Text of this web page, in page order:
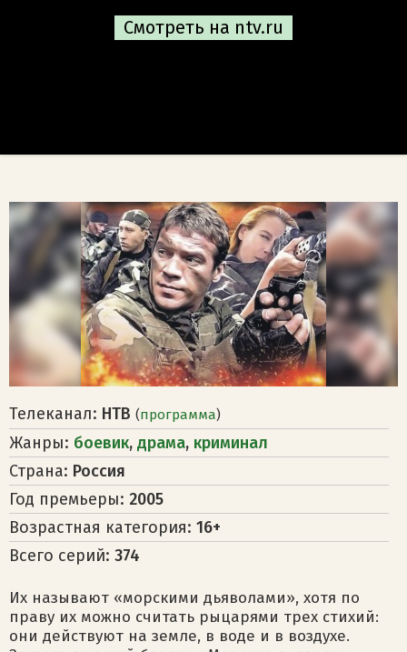
Телеканал: НТВ (программа)
Жанры: боевик, драма, криминал
Страна: Россия
Год премьеры: 2005
Возрастная категория: 16+
Всего серий: 374
Их называют «морскими дьяволами», хотя по
праву их можно считать рыцарями трех стихий:
они действуют на земле, в воде и в воздухе.